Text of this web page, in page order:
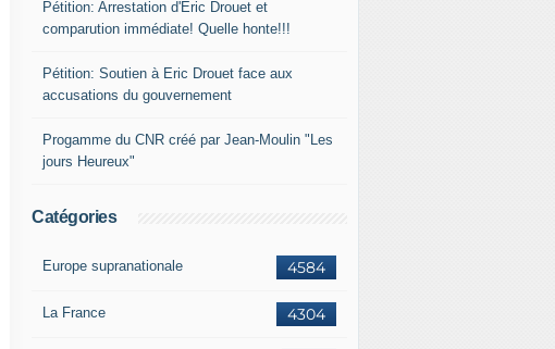
Pétition: Arrestation d'Eric Drouet et
comparution immédiate! Quelle honte!!!
Pétition: Soutien à Eric Drouet face aux
accusations du gouvernement
Progamme du CNR créé par Jean-Moulin "Les
jours Heureux"
Catégories
4584
Europe supranationale
4304
La France